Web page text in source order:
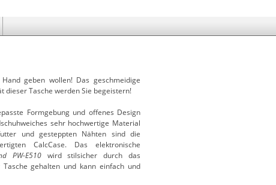
geben wollen! Das geschmeidige
Tasche werden Sie begeistern!
Formgebung und offenes Design
sehr hochwertige Material
und gesteppten Nähten sind die
CalcCase. Das elektronische
PW-E510 wird stilsicher durch das
gehalten und kann einfach und